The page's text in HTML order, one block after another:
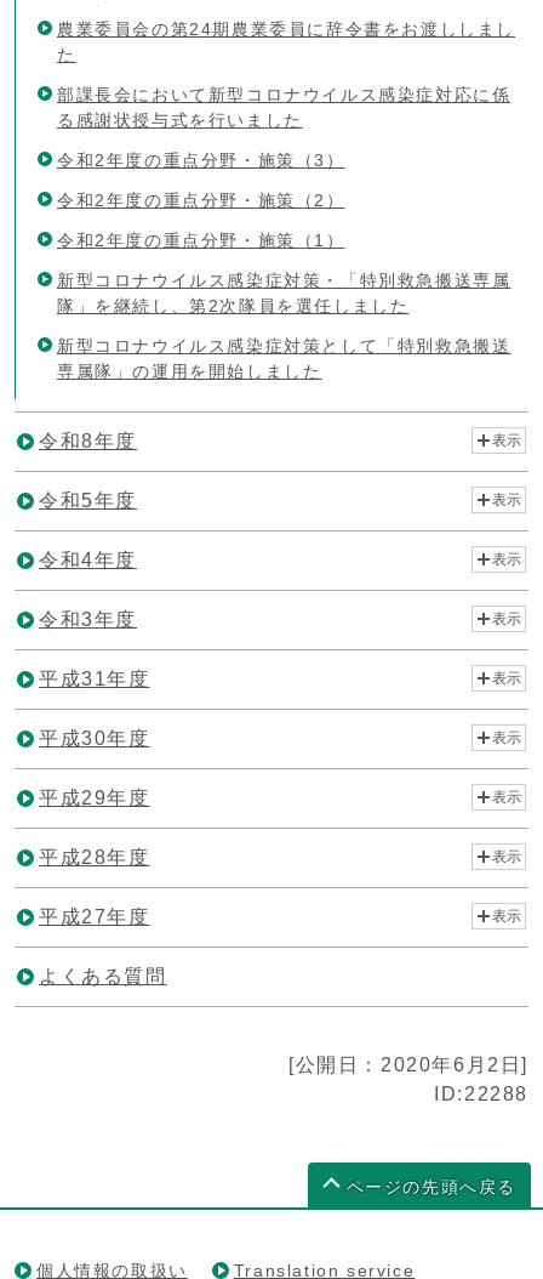
農業委員会の第24期農業委員に辞令書をお渡ししまし
た
部課長会において新型コロナウイルス感染症対応に係
る感謝状授与式を行いました
令和2年度の重点分野・施策（3）
令和2年度の重点分野・施策（2）
令和2年度の重点分野・施策（1）
新型コロナウイルス感染症対策・「特別救急搬送専属
隊」を継続し、第2次隊員を選任しました
新型コロナウイルス感染症対策として「特別救急搬送
専属隊」の運用を開始しました
令和8年度 表示
令和5年度 表示
令和4年度 表示
令和3年度 表示
平成31年度 表示
平成30年度 表示
平成29年度 表示
平成28年度 表示
平成27年度 表示
よくある質問
[公開日：2020年6月2日]
ID:22288
ページの先頭へ戻る
個人情報の取扱い Translation service